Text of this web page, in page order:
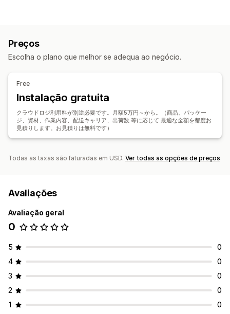
Preços
Escolha o plano que melhor se adequa ao negócio.
Free
Instalação gratuita
クラウドロジ利用料が別途必要です。月額5万円～から。（商品、パッケー
ジ、資材、作業内容、配送キャリア、出荷数 等に応じて 最適な金額を都度お
見積りします。お見積りは無料です）
Todas as taxas são faturadas em USD. Ver todas as opções de preços
Avaliações
Avaliação geral
0
5
0
4
0
3
0
2
0
1
0